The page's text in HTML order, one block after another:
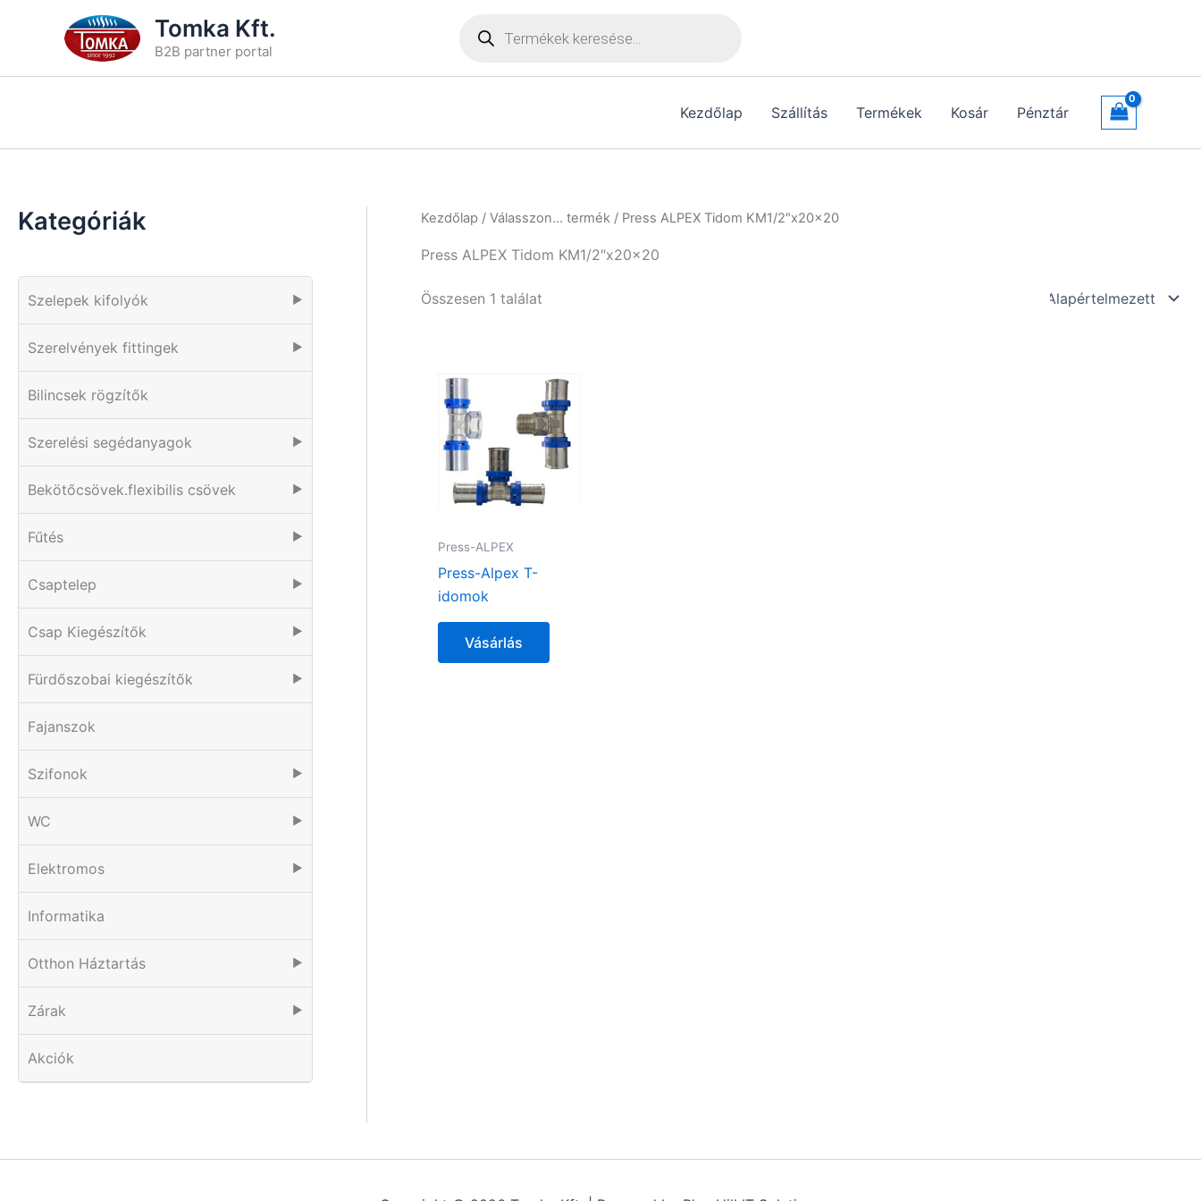
Tomka Kft.
B2B partner portal
search
Kezdőlap Szállítás Termékek Kosár Pénztár
Kategóriák
Szelepek kifolyók ▶
Szerelvények fittingek ▶
Bilincsek rögzítők
Szerelési segédanyagok ▶
Bekötőcsövek.flexibilis csövek ▶
Fűtés ▶
Csaptelep ▶
Csap Kiegészítők ▶
Fürdőszobai kiegészítők ▶
Fajanszok
Szifonok ▶
WC ▶
Elektromos ▶
Informatika
Otthon Háztartás ▶
Zárak ▶
Akciók
Kezdőlap / Válasszon... termék / Press ALPEX Tidom KM1/2″x20x20
Press ALPEX Tidom KM1/2″x20x20
Összesen 1 találat
Press-ALPEX
Press-Alpex T-
idomok
Vásárlás